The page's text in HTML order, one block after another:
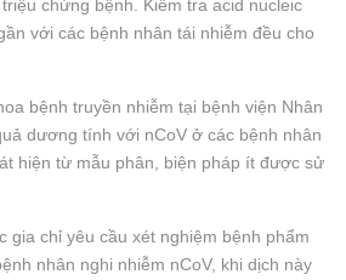
chứng bệnh. Kiểm tra acid nucleic
với các bệnh nhân tái nhiễm đều cho
bệnh truyền nhiễm tại bệnh viện Nhân
dương tính với nCoV ở các bệnh nhân
hiện từ mẫu phân, biện pháp ít được sử
gia chỉ yêu cầu xét nghiệm bệnh phẩm
nhân nghi nhiễm nCoV, khi dịch này